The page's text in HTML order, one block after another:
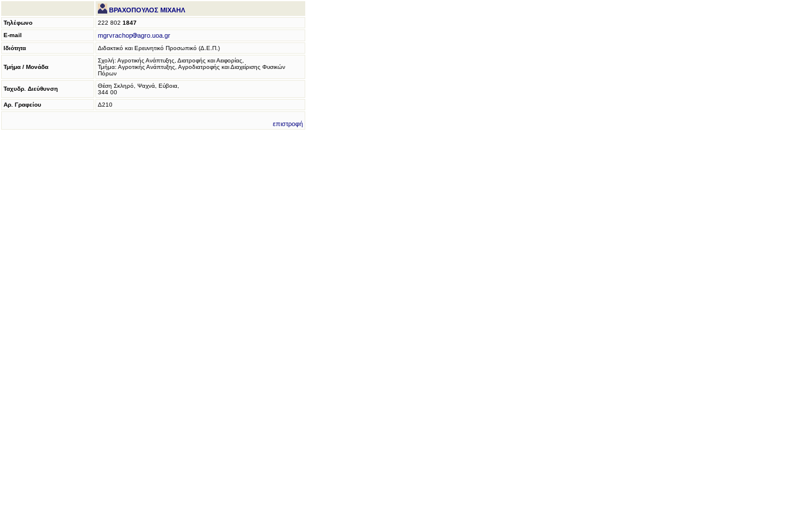
ΒΡΑΧΟΠΟΥΛΟΣ ΜΙΧΑΗΛ
Τηλέφωνο 222 802 1847
E-mail
mgrvrachop agro.uoa.gr
Ιδιότητα Διδακτικό και Ερευνητικό Προσωπικό (Δ.Ε.Π.)
Τμήμα / Μονάδα
Σχολή: Αγροτικής Ανάπτυξης, Διατροφής και Αειφορίας,
Τμήμα: Αγροτικής Ανάπτυξης, Αγροδιατροφής και Διαχείρισης Φυσικών
Πόρων
Ταχυδρ. Διεύθυνση
Θέση Σκληρό, Ψαχνά, Εύβοια,
344 00
Αρ. Γραφείου
Δ210
επιστροφή